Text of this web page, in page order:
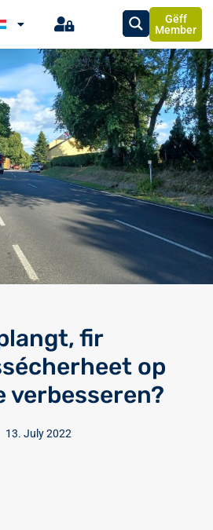
Gëff
Member
fir
op
verbesseren?
13. July 2022